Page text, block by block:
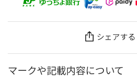
シェアする
マークや記載内容について